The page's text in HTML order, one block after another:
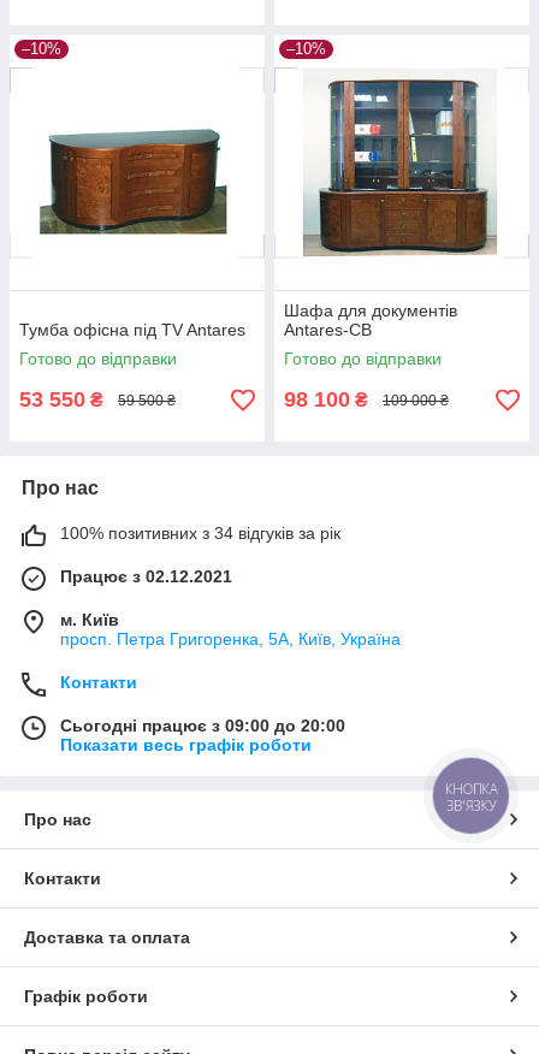
–10%
Тумба офісна під TV Antares
Готово до відправки
53 550 ₴ 59 500 ₴
–10%
Шафа для документів
Antares-СВ
Готово до відправки
98 100 ₴ 109 000 ₴
Про нас
100% позитивних з 34 відгуків за рік
Працює з 02.12.2021
м. Київ
просп. Петра Григоренка, 5А, Київ, Україна
Контакти
Сьогодні працює з 09:00 до 20:00
Показати весь графік роботи
Про нас
Контакти
Доставка та оплата
Графік роботи
КНОПКА
ЗВ'ЯЗКУ